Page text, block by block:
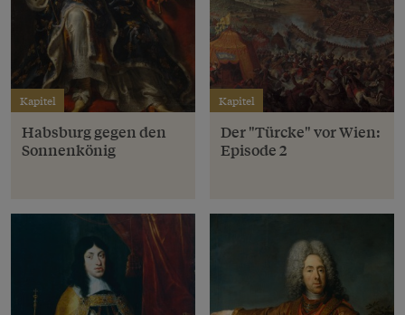
Kapitel
Habsburg gegen den
Sonnenkönig
Kapitel
Der "Türcke" vor Wien:
Episode 2